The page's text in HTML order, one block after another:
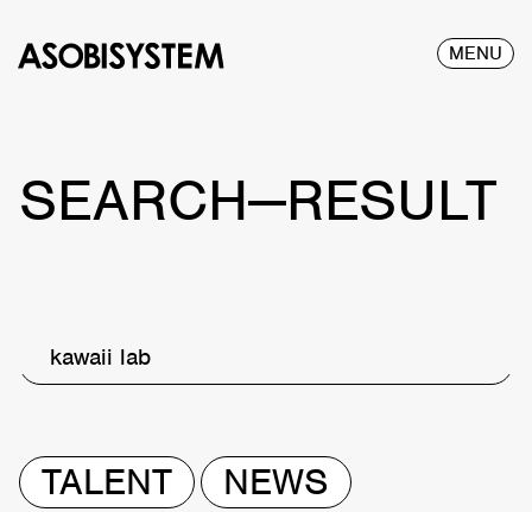
MENU
SEARCH—RESULT
kawaii lab
TALENT
NEWS